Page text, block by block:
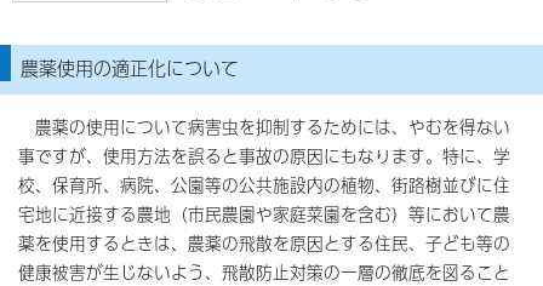
農薬使用の適正化について
農薬の使用について病害虫を抑制するためには、やむを得ない
事ですが、使用方法を誤ると事故の原因にもなります。特に、学
校、保育所、病院、公園等の公共施設内の植物、街路樹並びに住
宅地に近接する農地（市民農園や家庭菜園を含む）等において農
薬を使用するときは、農薬の飛散を原因とする住民、子ども等の
健康被害が生じないよう、飛散防止対策の一層の徹底を図ること